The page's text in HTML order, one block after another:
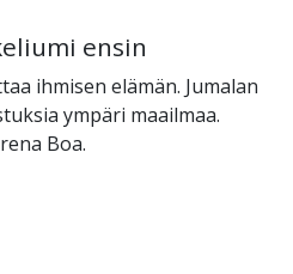
ensin
ihmisen elämän. Jumalan
ympäri maailmaa.
Boa.